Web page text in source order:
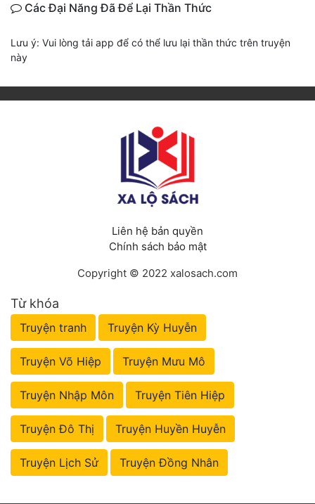
Các Đại Năng Đã Để Lại Thần Thức
Lưu ý: Vui lòng tải app để có thể lưu lại thần thức trên truyện
này
Liên hệ bản quyền
Chính sách bảo mật
Copyright © 2022 xalosach.com
Từ khóa
Truyện tranh Truyện Kỳ Huyễn
Truyện Võ Hiệp Truyện Mưu Mô
Truyện Nhập Môn Truyện Tiên Hiệp
Truyện Đô Thị Truyện Huyền Huyễn
Truyện Lịch Sử Truyện Đồng Nhân